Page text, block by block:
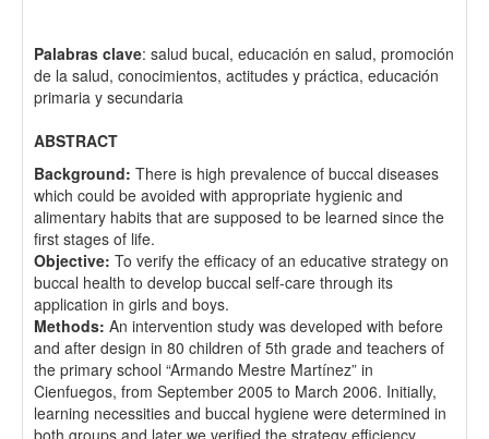
Palabras clave: salud bucal, educación en salud, promoción
de la salud, conocimientos, actitudes y práctica, educación
primaria y secundaria
ABSTRACT
Background: There is high prevalence of buccal diseases
which could be avoided with appropriate hygienic and
alimentary habits that are supposed to be learned since the
first stages of life.
Objective: To verify the efficacy of an educative strategy on
buccal health to develop buccal self-care through its
application in girls and boys.
Methods: An intervention study was developed with before
and after design in 80 children of 5th grade and teachers of
the primary school “Armando Mestre Martínez” in
Cienfuegos, from September 2005 to March 2006. Initially,
learning necessities and buccal hygiene were determined in
both groups and later we verified the strategy efficiency.